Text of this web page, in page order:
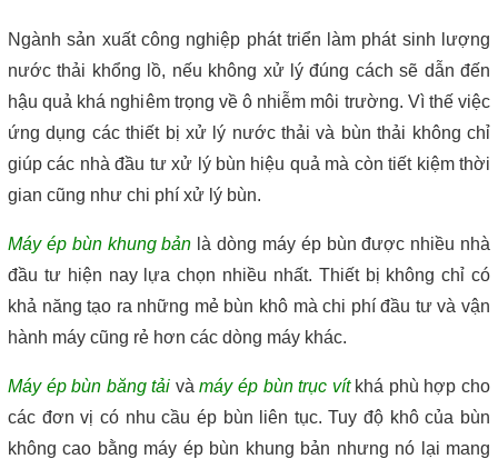
Ngành sản xuất công nghiệp phát triển làm phát sinh lượng
nước thải khổng lồ, nếu không xử lý đúng cách sẽ dẫn đến
hậu quả khá nghiêm trọng về ô nhiễm môi trường. Vì thế việc
ứng dụng các thiết bị xử lý nước thải và bùn thải không chỉ
giúp các nhà đầu tư xử lý bùn hiệu quả mà còn tiết kiệm thời
gian cũng như chi phí xử lý bùn.
Máy ép bùn khung bản là dòng máy ép bùn được nhiều nhà
đầu tư hiện nay lựa chọn nhiều nhất. Thiết bị không chỉ có
khả năng tạo ra những mẻ bùn khô mà chi phí đầu tư và vận
hành máy cũng rẻ hơn các dòng máy khác.
Máy ép bùn băng tải và máy ép bùn trục vít khá phù hợp cho
các đơn vị có nhu cầu ép bùn liên tục. Tuy độ khô của bùn
không cao bằng máy ép bùn khung bản nhưng nó lại mang